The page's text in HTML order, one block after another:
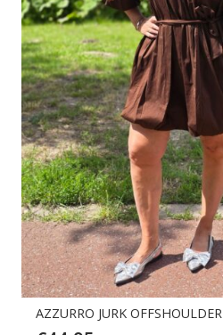
AZZURRO JURK OFFSHOULDER